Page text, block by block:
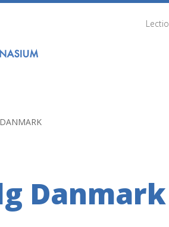
Lectio
Danmark